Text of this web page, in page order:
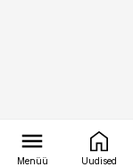
Menüü Uudised